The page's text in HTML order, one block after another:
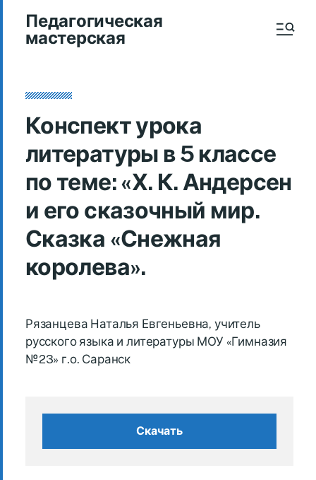
Педагогическая
мастерская
Конспект урока
литературы в 5 классе
по теме: «Х. К. Андерсен
и его сказочный мир.
Сказка «Снежная
королева».
Рязанцева Наталья Евгеньевна, учитель
русского языка и литературы МОУ «Гимназия
№23» г.о. Саранск
Скачать